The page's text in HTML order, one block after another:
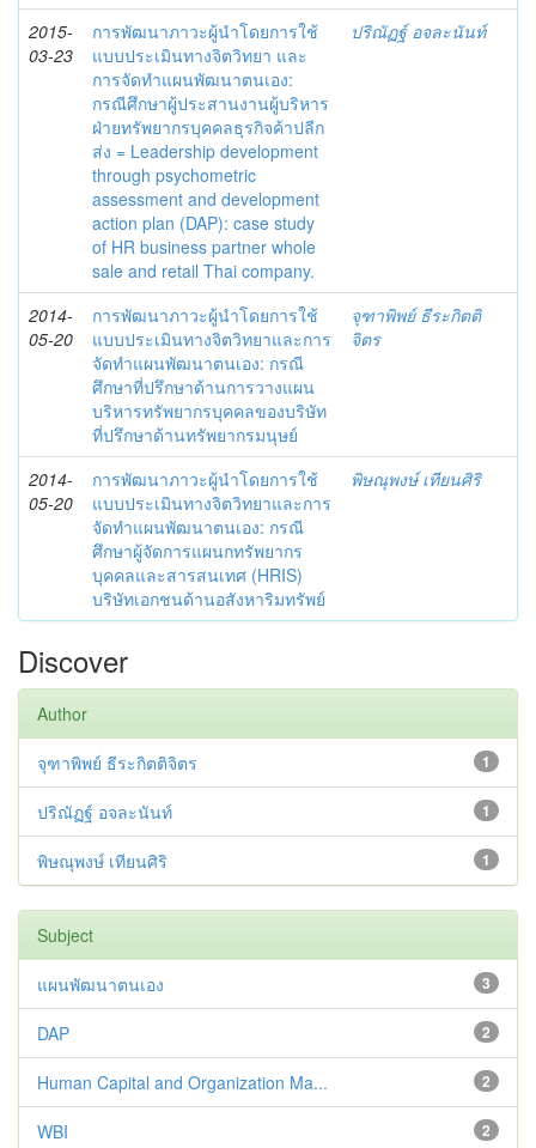
2015-
03-23
การพัฒนาภาวะผู้นำโดยการใช้
แบบประเมินทางจิตวิทยา และ
การจัดทำแผนพัฒนาตนเอง:
กรณีศึกษาผู้ประสานงานผู้บริหาร
ฝ่ายทรัพยากรบุคคลธุรกิจค้าปลีก
ส่ง = Leadership development
through psychometric
assessment and development
action plan (DAP): case study
of HR business partner whole
sale and retail Thai company.
ปริณัฏฐ์ อจละนันท์
2014-
05-20
การพัฒนาภาวะผู้นำโดยการใช้
แบบประเมินทางจิตวิทยาและการ
จัดทำแผนพัฒนาตนเอง: กรณี
ศึกษาที่ปรึกษาด้านการวางแผน
บริหารทรัพยากรบุคคลของบริษัท
ที่ปรึกษาด้านทรัพยากรมนุษย์
จุฑาพิพย์ ธีระกิตติ
จิตร
2014-
05-20
การพัฒนาภาวะผู้นำโดยการใช้
แบบประเมินทางจิตวิทยาและการ
จัดทำแผนพัฒนาตนเอง: กรณี
ศึกษาผู้จัดการแผนกทรัพยากร
บุคคลและสารสนเทศ (HRIS)
บริษัทเอกชนด้านอสังหาริมทรัพย์
พิษณุพงษ์ เทียนศิริ
Discover
Author
1
จุฑาพิพย์ ธีระกิตติจิตร
1
ปริณัฏฐ์ อจละนันท์
1
พิษณุพงษ์ เทียนศิริ
Subject
3
แผนพัฒนาตนเอง
2
DAP
2
Human Capital and Organization Ma...
2
WBI